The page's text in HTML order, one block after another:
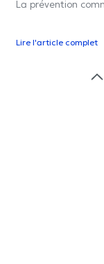
La prévention
Lire l'article complet